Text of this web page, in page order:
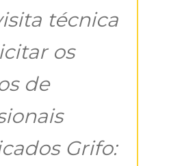
técnica
os
de
Grifo: